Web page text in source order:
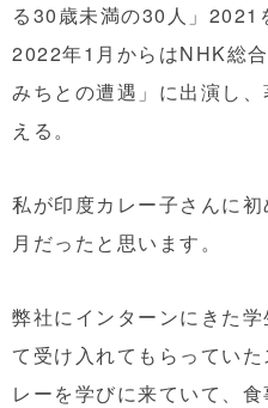
る30歳未満の30人」2021
2022年1月からはNHK総
みちとの遭遇」に出演し
える。
私が印度カレー子さんに
月だったと思います。
弊社にインターンにきた
て受け入れてもらってい
レーを学びに来ていて、